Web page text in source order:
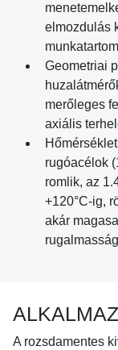
elmozdulás
Geometriai
merőleges
axiális
rugóacélok
romlik, az
+120°C-ig,
akár
A rozsdamentes